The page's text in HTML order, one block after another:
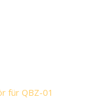
für QBZ-01